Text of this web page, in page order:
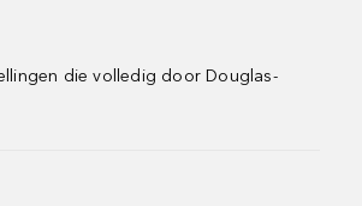
die volledig door Douglas-